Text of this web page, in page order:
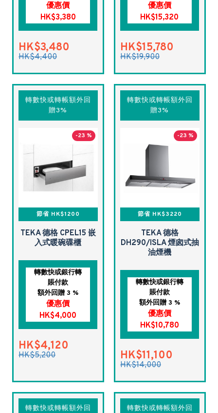
優惠價
HK$3,380
HK$3,480
HK$4,400
優惠價
HK$15,320
HK$15,780
HK$19,900
轉數快或轉帳額外回
贈3%
-23 %
節省 HK$1200
TEKA 德格 CPEL15 嵌
入式暖碗碟櫃
轉數快或銀行轉
賬付款
額外回贈 3 %
優惠價
HK$4,000
HK$4,120
HK$5,200
轉數快或轉帳額外回
贈3%
-23 %
節省 HK$3220
TEKA 德格
DH290/ISLA 煙囪式抽
油煙機
轉數快或銀行轉
賬付款
額外回贈 3 %
優惠價
HK$10,780
HK$11,100
HK$14,000
轉數快或轉帳額外回
轉數快或轉帳額外回